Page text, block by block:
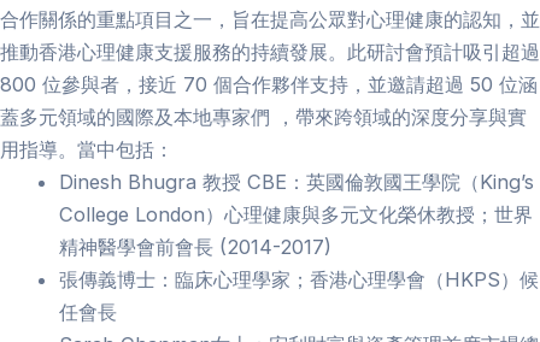
合作關係的重點項目之一，旨在提高公眾對心理健康的認知，並
推動香港心理健康支援服務的持續發展。此研討會預計吸引超過
800 位參與者，接近 70 個合作夥伴支持，並邀請超過 50 位涵
蓋多元領域的國際及本地專家們 ，帶來跨領域的深度分享與實
用指導。當中包括：
Dinesh Bhugra 教授 CBE：英國倫敦國王學院（King’s
College London）心理健康與多元文化榮休教授；世界
精神醫學會前會長 (2014-2017)
張傳義博士：臨床心理學家；香港心理學會（HKPS）候
任會長